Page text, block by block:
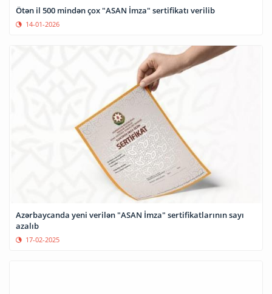
Ötən il 500 mindən çox "ASAN İmza" sertifikatı verilib
14-01-2026
Azərbaycanda yeni verilən "ASAN İmza" sertifikatlarının sayı
azalıb
17-02-2025